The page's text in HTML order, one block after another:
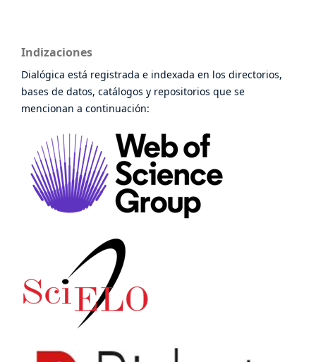
Indizaciones
Dialógica está registrada e indexada en los directorios,
bases de datos, catálogos y repositorios que se
mencionan a continuación: